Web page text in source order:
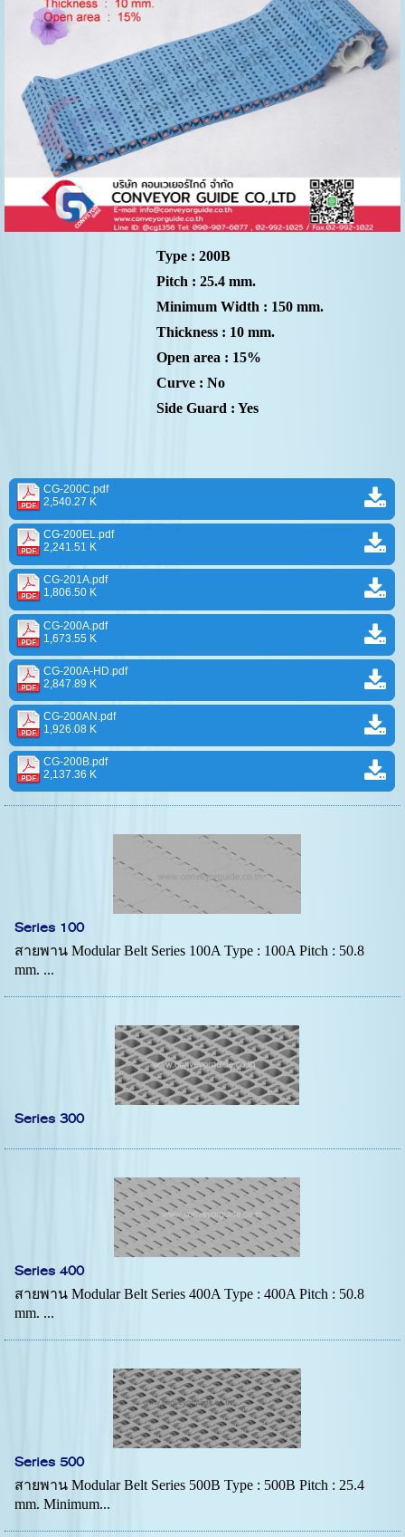
Type : 200B
Pitch : 25.4 mm.
Minimum Width : 150 mm.
Thickness : 10 mm.
Open area : 15%
Curve : No
Side Guard : Yes
CG-200C.pdf
2,540.27 K
CG-200EL.pdf
2,241.51 K
CG-201A.pdf
1,806.50 K
CG-200A.pdf
1,673.55 K
CG-200A-HD.pdf
2,847.89 K
CG-200AN.pdf
1,926.08 K
CG-200B.pdf
2,137.36 K
Series 100
สายพาน Modular Belt Series 100A Type : 100A Pitch : 50.8
mm. ...
Series 300
Series 400
สายพาน Modular Belt Series 400A Type : 400A Pitch : 50.8
mm. ...
Series 500
สายพาน Modular Belt Series 500B Type : 500B Pitch : 25.4
mm. Minimum...